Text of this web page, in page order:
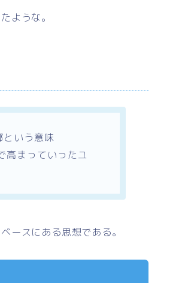
ような。
という意味
高まっていったユ
ースにある思想である。